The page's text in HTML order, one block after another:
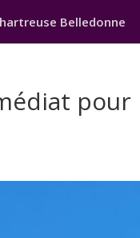
Belledonne
pour